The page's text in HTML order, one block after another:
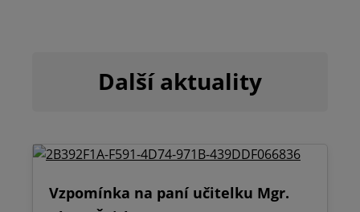
Další aktuality
Vzpomínka na paní učitelku Mgr.